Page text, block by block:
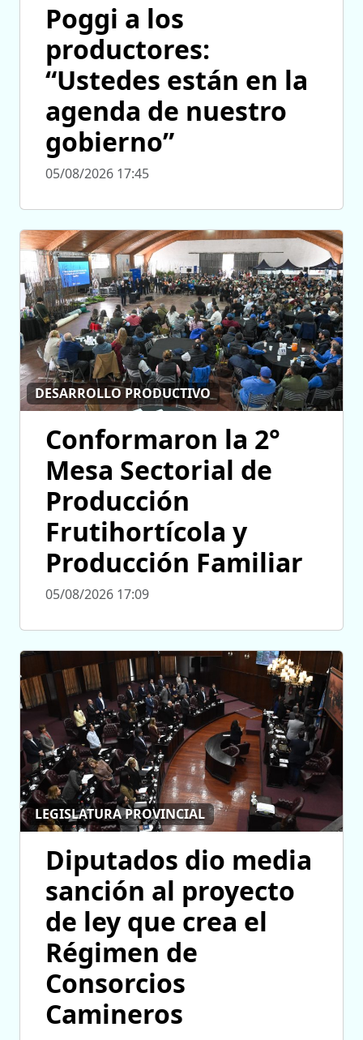
Poggi a los
productores:
“Ustedes están en la
agenda de nuestro
gobierno”
05/08/2026 17:45
DESARROLLO PRODUCTIVO
Conformaron la 2°
Mesa Sectorial de
Producción
Frutihortícola y
Producción Familiar
05/08/2026 17:09
LEGISLATURA PROVINCIAL
Diputados dio media
sanción al proyecto
de ley que crea el
Régimen de
Consorcios
Camineros